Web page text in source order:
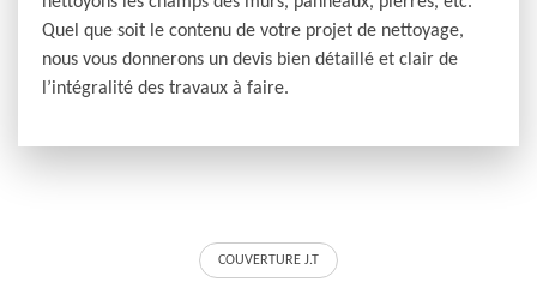
Quel que soit le contenu de votre projet de nettoyage,
nous vous donnerons un devis bien détaillé et clair de
l’intégralité des travaux à faire.
COUVERTURE J.T